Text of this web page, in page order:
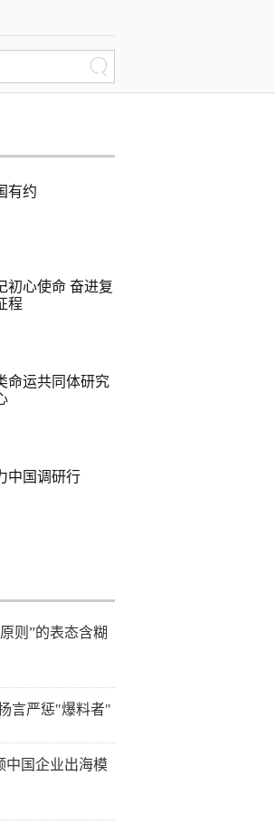
有约
初心使命 奋进复
程
命运共同体研究
中国调研行
则”的表态含糊
言严惩"爆料者"
中国企业出海模